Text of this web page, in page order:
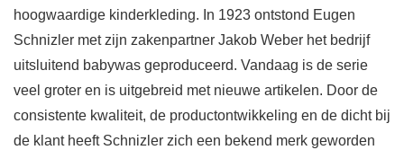
hoogwaardige kinderkleding. In 1923 ontstond Eugen
Schnizler met zijn zakenpartner Jakob Weber het bedrijf
uitsluitend babywas geproduceerd. Vandaag is de serie
veel groter en is uitgebreid met nieuwe artikelen. Door de
consistente kwaliteit, de productontwikkeling en de dicht bij
de klant heeft Schnizler zich een bekend merk geworden